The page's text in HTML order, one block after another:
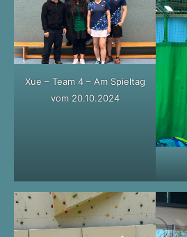
Xue – Team 4 – Am Spieltag
vom 20.10.2024